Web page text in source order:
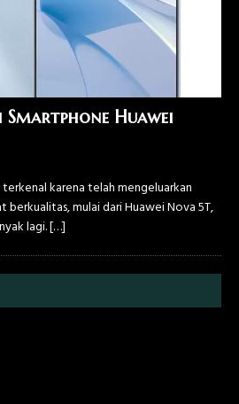
Huawei
terkenal karena telah mengeluarkan
mulai dari Huawei Nova 5T,
lagi.[…]